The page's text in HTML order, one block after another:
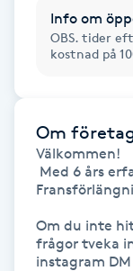
Gravidyoga
Gruppträning
Hatha Yoga
Headspa
Info om
OBS. tider
kostnad på
Om
Välkommen!
Om du inte
frågor tveka
instagram